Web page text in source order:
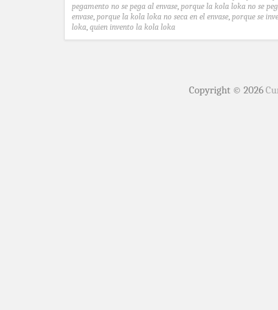
pegamento no se pega al envase, porque la kola loka no se
envase, porque la kola loka no seca en el envase, porque se
loka, quien invento la kola loka
Copyright © 2026